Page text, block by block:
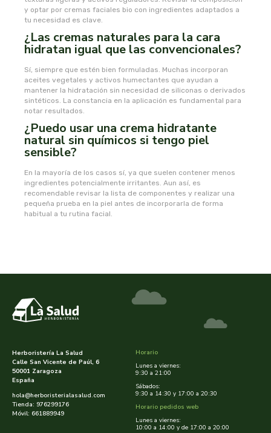
y optar por cremas faciales bio con ingredientes adaptados a
tu necesidad es clave.
¿Las cremas naturales para la cara
hidratan igual que las convencionales?
Sí, siempre que estén bien formuladas. Muchas incorporan
aceites vegetales y activos humectantes que ayudan a
mantener la hidratación sin necesidad de siliconas o derivados
sintéticos. La constancia en la aplicación es fundamental para
notar resultados.
¿Puedo usar una crema hidratante
natural sin químicos si tengo piel
sensible?
En la mayoría de los casos sí, ya que suelen contener menos
ingredientes potencialmente irritantes. Aun así, es
recomendable revisar la lista de componentes y realizar una
pequeña prueba en la piel antes de incorporarla de forma
habitual a tu rutina facial.
Herboristería La Salud
Calle San Vicente de Paúl, 6
50001 Zaragoza
España
hola@herboristerialasalud.com
Tienda: 976299176
Móvil: 661889949
Horario
Lunes a viernes:
9:30 a 21:00
Sábados:
9:30 a 14:30 y 17:00 a 20:30
Horario pedidos web
Lunes a viernes:
10:00 a 14:00 y de 17:00 a 20:00
pharmadiet
phyto-actif
phytoadvance
phytovit s.l.
pingo
plantapol
primeal
quinton laboratoirs
radhe shyam